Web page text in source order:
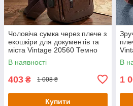
Чоловіча сумка через плече з
екошкіри для документів та
міста Vintage 20560 Темно
Коричнева
В наявності
403 ₴ 1 008 ₴
Купити
В
1